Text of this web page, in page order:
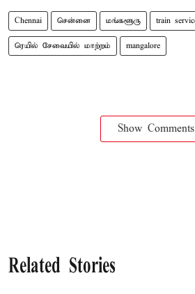
Chennai சென்னை மங்களூரு train
ரெயில் சேவையில் மாற்றம் mangalore
Show Comments
Related Stories